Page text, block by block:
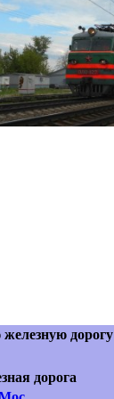
дорогу
дорога